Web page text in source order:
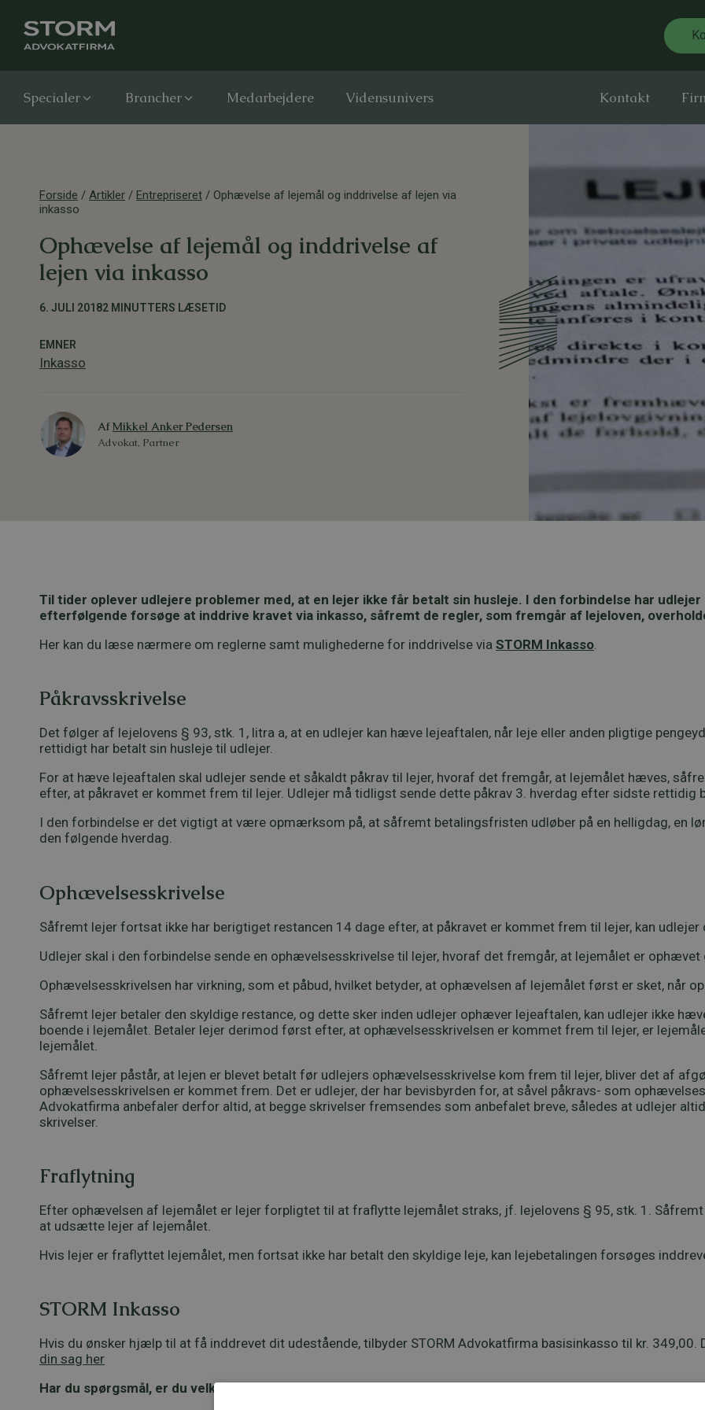
Specialer Brancher Medarbejdere Vidensunivers Kontakt
Forside / Artikler / Entrepriseret / Ophævelse af lejemål og inddrivelse af lejen via
inkasso
Ophævelse af lejemål og inddrivelse af
lejen via inkasso
6. JULI 20182 MINUTTERS LÆSETID
EMNER
Inkasso
AfMikkel Anker Pedersen
Advokat, Partner
Til tider oplever udlejere problemer med, at en lejer ikke får betalt sin husleje. I den forbindelse har
efterfølgende forsøge at inddrive kravet via inkasso, såfremt de regler, som fremgår af lejeloven,
Her kan du læse nærmere om reglerne samt mulighederne for inddrivelse via STORM Inkasso.
Påkravsskrivelse
Det følger af lejelovens § 93, stk. 1, litra a, at en udlejer kan hæve lejeaftalen, når leje eller anden pligtige
rettidigt har betalt sin husleje til udlejer.
For at hæve lejeaftalen skal udlejer sende et såkaldt påkrav til lejer, hvoraf det fremgår, at lejemålet hæves,
efter, at påkravet er kommet frem til lejer. Udlejer må tidligst sende dette påkrav 3. hverdag efter sidste rettidig
I den forbindelse er det vigtigt at være opmærksom på, at såfremt betalingsfristen udløber på en helligdag, en
den følgende hverdag.
Ophævelsesskrivelse
Såfremt lejer fortsat ikke har berigtiget restancen 14 dage efter, at påkravet er kommet frem til lejer, kan
Udlejer skal i den forbindelse sende en ophævelsesskrivelse til lejer, hvoraf det fremgår, at lejemålet er
Ophævelsesskrivelsen har virkning, som et påbud, hvilket betyder, at ophævelsen af lejemålet først er sket, når
Såfremt lejer betaler den skyldige restance, og dette sker inden udlejer ophæver lejeaftalen, kan udlejer ikke
boende i lejemålet. Betaler lejer derimod først efter, at ophævelsesskrivelsen er kommet frem til lejer, er
lejemålet.
Såfremt lejer påstår, at lejen er blevet betalt før udlejers ophævelsesskrivelse kom frem til lejer, bliver det af
ophævelsesskrivelsen er kommet frem. Det er udlejer, der har bevisbyrden for, at såvel påkravs- som
Advokatfirma anbefaler derfor altid, at begge skrivelser fremsendes som anbefalet breve, således at udlejer
skrivelser.
Fraflytning
Efter ophævelsen af lejemålet er lejer forpligtet til at fraflytte lejemålet straks, jf. lejelovens § 95, stk. 1.
at udsætte lejer af lejemålet.
Hvis lejer er fraflyttet lejemålet, men fortsat ikke har betalt den skyldige leje, kan lejebetalingen forsøges
STORM Inkasso
Hvis du ønsker hjælp til at få inddrevet dit udestående, tilbyder STORM Advokatfirma basisinkasso til kr.
din sag her
Har du spørgsmål, er du velkommen til at kontakte os på telefon